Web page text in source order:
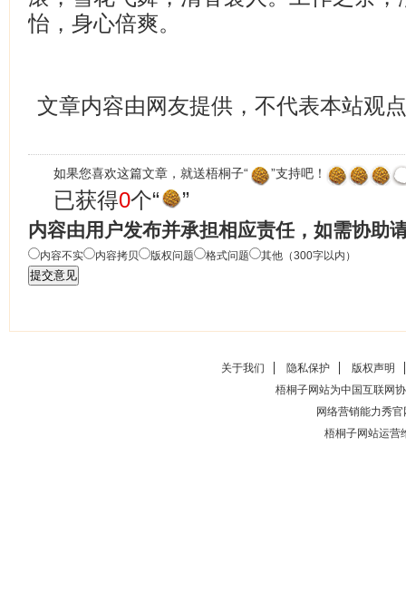
怡，身心倍爽。
文章内容由网友提供，不代表本站观点
如果您喜欢这篇文章，就送梧桐子“ ”支持吧！
已获得0个“ ”
内容由用户发布并承担相应责任，如需协助
内容不实 内容拷贝 版权问题 格式问题 其他（300字以内）
关于我们 隐私保护
版权声明
梧桐子网站为中国互联网
网络营销能力秀官
梧桐子网站运营